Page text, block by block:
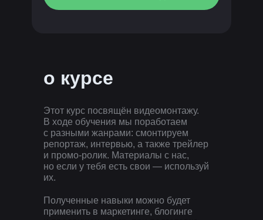
о курсе
Этот курс посвящён видеомонтажу.
В ходе обучения мы поработаем
с разными жанрами: смонтируем
репортаж, интервью, а также трейлер
и промо-ролик. Материалы с нас,
но если у тебя есть свои — используй
их.
Полученные навыки можно будет
применить в маркетинге, блогинге